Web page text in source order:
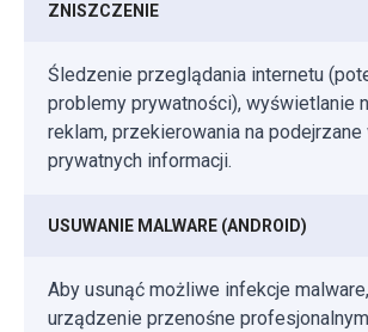
ZNISZCZENIE
Śledzenie przeglądania internetu
problemy prywatności), wyświetlanie
reklam, przekierowania na podejrzane
prywatnych informacji.
USUWANIE MALWARE (ANDROID)
Aby usunąć możliwe infekcje
urządzenie przenośne profesjonalnym